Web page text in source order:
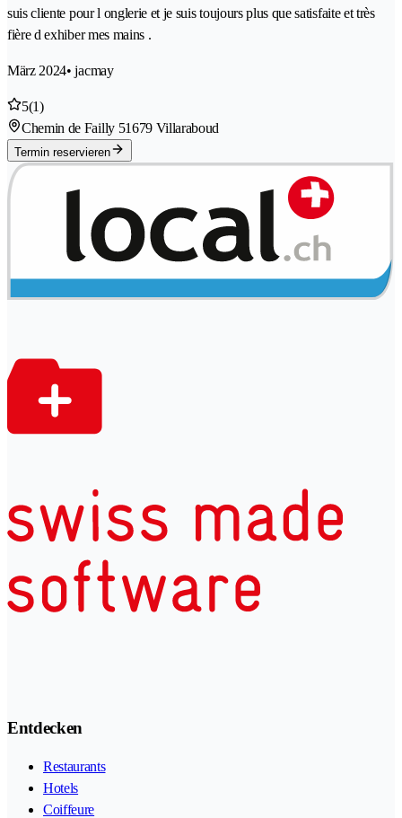
suis cliente pour l onglerie et je suis toujours plus que satisfaite et très
fière d exhiber mes mains .
März 2024• jacmay
5(1)
Chemin de Failly 51679 Villaraboud
Termin reservieren
Entdecken
Restaurants
Hotels
Coiffeure